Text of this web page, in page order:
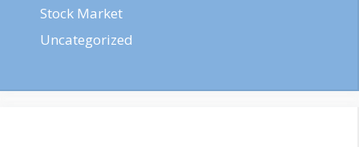
Stock Market
Uncategorized